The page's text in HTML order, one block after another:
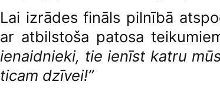
Lai izrādes fināls pilnībā
ar atbilstoša patosa
ienaidnieki, tie ienīst katru
ticam dzīvei!”